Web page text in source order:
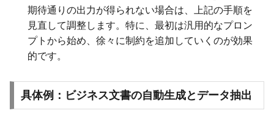
期待通りの出力が得られない場合は、上記の手順を
見直して調整します。特に、最初は汎用的なプロン
プトから始め、徐々に制約を追加していくのが効果
的です。
具体例：ビジネス文書の自動生成とデータ抽出